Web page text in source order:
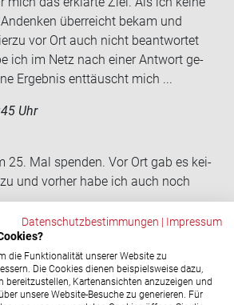
über­reicht bekam und
vor Ort auch nicht be­ant­wor­tet
ich im Netz nach einer Ant­wort ge­
Er­geb­nis ent­täuscht mich ...
Uhr
25. Mal spen­den. Vor Ort gab es kei­
und vor­her habe ich auch noch
Ehren?
12:15 Uhr
passieren, dass vor Ort ein
Datenschutzbestimmungen | Impressum
die Funktionalität unserer Website zu
Die Cookies dienen beispielsweise dazu,
bereitzustellen, Kartenansichten anzuzeigen und
unsere Website-Besuche zu generieren. Für